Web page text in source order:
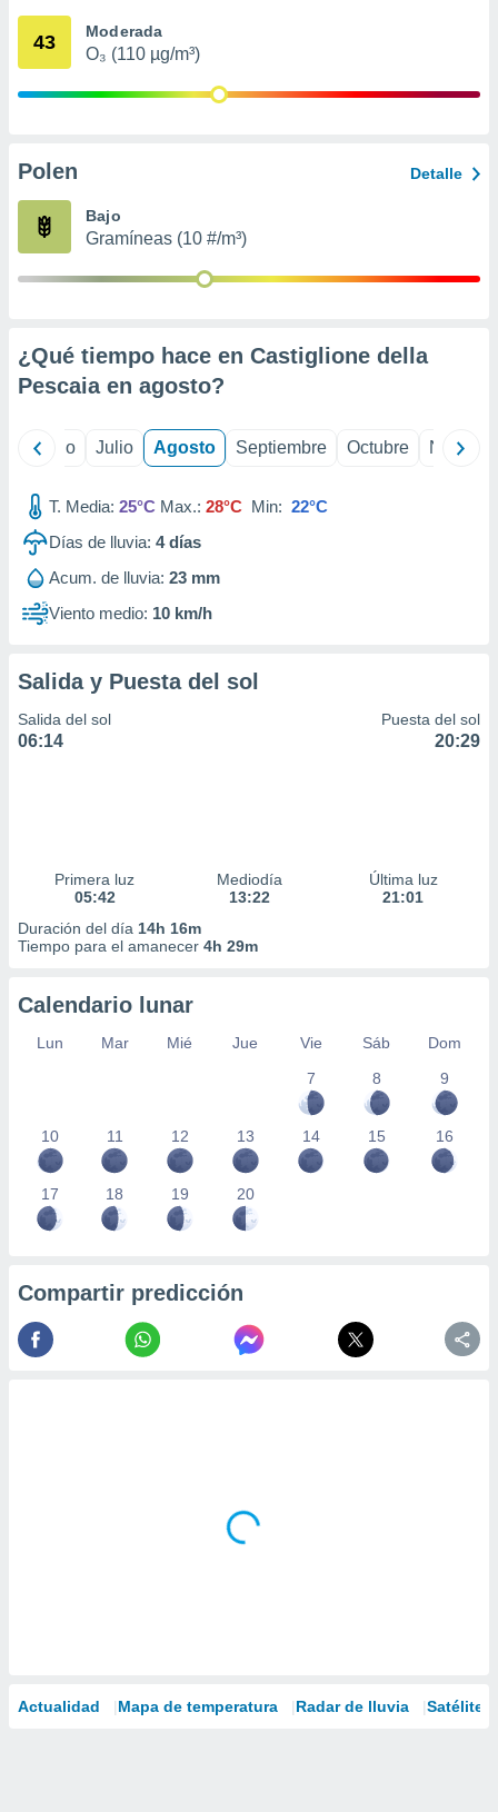
e
publicidad
1199
43 Moderada
O₃ (110 µg/m³)
Polen Detalle
Bajo
Gramíneas (10 #/m³)
¿Qué tiempo hace en Castiglione della
Pescaia en agosto?
Junio Julio Agosto Septiembre Octubre
T. Media: 25°C Max.: 28°C Min: 22°C
Días de lluvia: 4días
Acum. de lluvia: 23 mm
Viento medio: 10 km/h
Salida y Puesta del sol
Salida del sol
06:14
Puesta del sol
20:29
Primera luz
05:42
Mediodía
13:22
Última luz
21:01
Duración del día 14h 16m
Tiempo para el amanecer 4h 29m
Calendario lunar
Lun Mar Mié Jue Vie Sáb
Dom
7
8 9
10 11 12 13 14 15 16
17 18 19 20
Compartir predicción
Actualidad Mapa de temperatura Radar de lluvia Satélites